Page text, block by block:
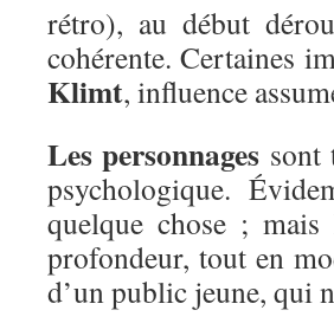
rétro), au début
cohérente. Certaines
Klimt, influence
Les personnages sont
psychologique.
quelque chose ; mais
profondeur, tout en
d’un public jeune, qui